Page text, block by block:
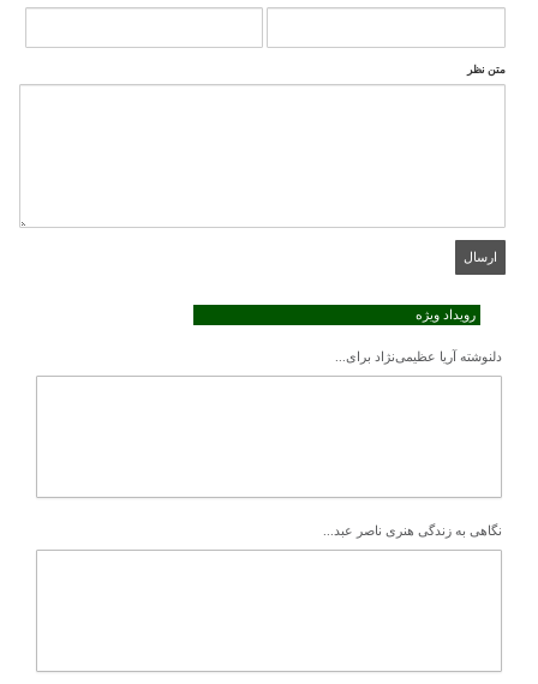
متن نظر
رویداد ویژه
دلنوشته آریا عظیمی‌نژاد برای...
نگاهی به زندگی هنری ناصر عبد...